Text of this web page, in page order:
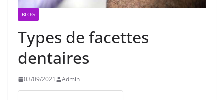
BLOG
Types de facettes
dentaires
03/09/2021 Admin